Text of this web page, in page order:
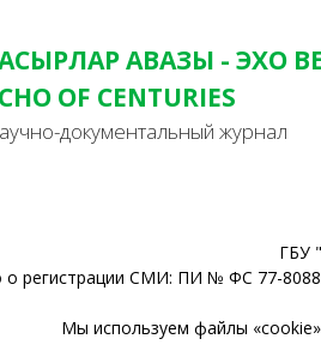
АВАЗЫ - ЭХО
OF CENTURIES
документальный журнал
ГБУ
о регистрации СМИ: ПИ № ФС 77-
Мы используем файлы «cookie»